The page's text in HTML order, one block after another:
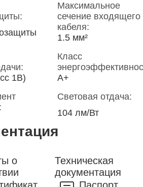
Максимальное
сечение входящего
кабеля:
1.5 мм²
1B)
Класс
A+
Световая отдача:
104 лм/Вт
о
Техническая
документация